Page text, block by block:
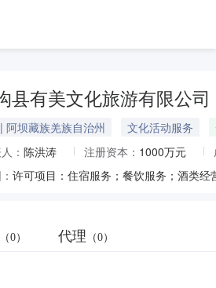
县有美文化旅游有限公司
阿坝藏族羌族自治州 文化活动服务
： 陈洪涛 注册资本： 1000万元
（0） 代理 （0）